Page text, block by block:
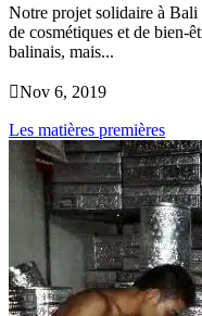
Notre projet solidaire à
de cosmétiques et de bien-
balinais, mais...
Nov 6, 2019
Les matières premières